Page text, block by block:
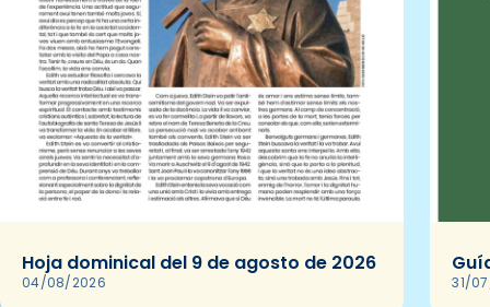
Hoja dominical del 9 de agosto de 2026
04/08/2026 31/